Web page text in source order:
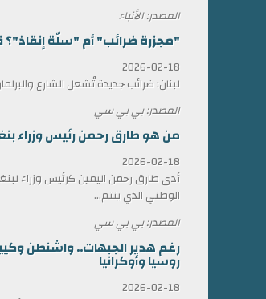
المصدر: الأنباء
"مجزرة ضرائب" أم "سلّة إنقاذ"؟
2026-02-18
لبنان: ضرائب جديدة تُشعل الشارع
المصدر: بي بي سي
من هو طارق رحمن رئيس وزراء بنغلاديش
2026-02-18
الوطني الذي ينتم...
المصدر: بي بي سي
رغم هدير الجبهات.. واشنطن
روسيا وأوكرانيا
2026-02-18